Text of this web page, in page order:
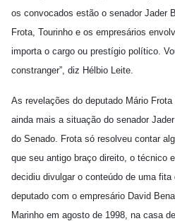
os convocados estão o senador Jader
Frota, Tourinho e os empresários
importa o cargo ou prestígio político.
constranger”, diz Hélbio Leite.
As revelações do deputado Mário
ainda mais a situação do senador
do Senado. Frota só resolveu contar
que seu antigo braço direito, o técnico
decidiu divulgar o conteúdo de uma
deputado com o empresário David
Marinho em agosto de 1998, na casa